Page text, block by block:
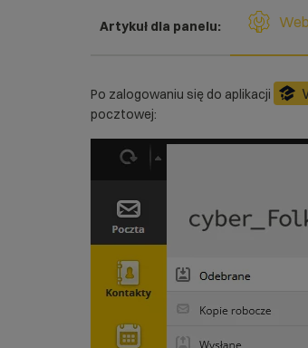
Artykuł dla panelu:
Po zalogowaniu się do aplikacji
pocztowej: